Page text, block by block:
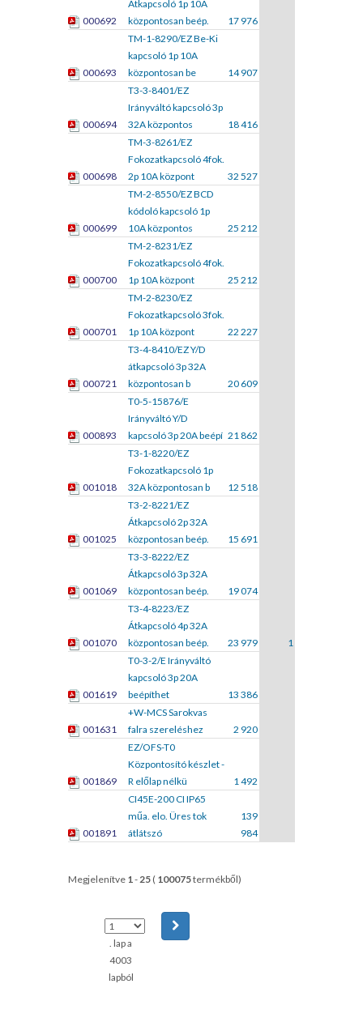
000692
Átkapcsoló 1p 10A
központosan beép.
17 976
000693
TM-1-8290/EZ Be-Ki
kapcsoló 1p 10A
központosan be
14 907
000694
T3-3-8401/EZ
Irányváltó kapcsoló 3p
32A központos
18 416
000698
TM-3-8261/EZ
Fokozatkapcsoló 4fok.
2p 10A központ
32 527
000699
TM-2-8550/EZ BCD
kódoló kapcsoló 1p
10A központos
25 212
000700
TM-2-8231/EZ
Fokozatkapcsoló 4fok.
1p 10A központ
25 212
000701
TM-2-8230/EZ
Fokozatkapcsoló 3fok.
1p 10A központ
22 227
000721
T3-4-8410/EZ Y/D
átkapcsoló 3p 32A
központosan b
20 609
000893
T0-5-15876/E
Irányváltó Y/D
kapcsoló 3p 20A beépí 21 862
001018
T3-1-8220/EZ
Fokozatkapcsoló 1p
32A központosan b
12 518
001025
T3-2-8221/EZ
Átkapcsoló 2p 32A
központosan beép.
15 691
001069
T3-3-8222/EZ
Átkapcsoló 3p 32A
központosan beép.
19 074
001070
T3-4-8223/EZ
Átkapcsoló 4p 32A
központosan beép.
23 979 1
001619
T0-3-2/E Irányváltó
kapcsoló 3p 20A
beépíthet
13 386
001631
+W-MCS Sarokvas
falra szereléshez
2 920
001869
EZ/OFS-T0
Központosító készlet -
R előlap nélkü
1 492
001891
CI45E-200 CI IP65
műa. elo. Üres tok
átlátszó
139
984
Megjelenítve 1-25 ( 100075termékből)
. lap a
4003
lapból